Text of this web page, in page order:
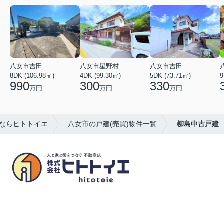
八女市吉田
8DK (106.98㎡)
990万円
八女市星野村
4DK (99.30㎡)
300万円
八女市吉田
5DK (73.71㎡)
330万円
らヒトトイエ 八女市の戸建(売買)物件一覧 柳島中古戸建